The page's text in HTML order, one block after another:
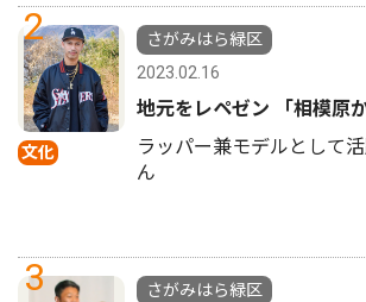
2
文化
さがみはら緑区
2023.02.16
地元をレペゼン 「相模原
ラッパー兼モデルとして
ん
3
さがみはら緑区